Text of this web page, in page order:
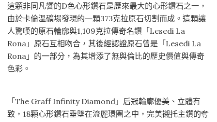
這顆非同凡響的D色心形鑽石是歷來最大的心形鑽石之一，
由於卡倫溫礦場發現的一顆373克拉原石切割而成。這顆讓
人驚嘆的原石輪廓與1,109克拉傳奇名鑽「Lesedi La
Rona」原石互相吻合，其後經認證原石曾是「Lesedi La
Rona」的一部分，為其增添了無與倫比的歷史價值與傳奇
色彩。
「The Graff Infinity Diamond」后冠輪廓優美、立體有
致，18顆心形鑽石垂墜在流麗環圈之中，完美襯托主鑽的奪